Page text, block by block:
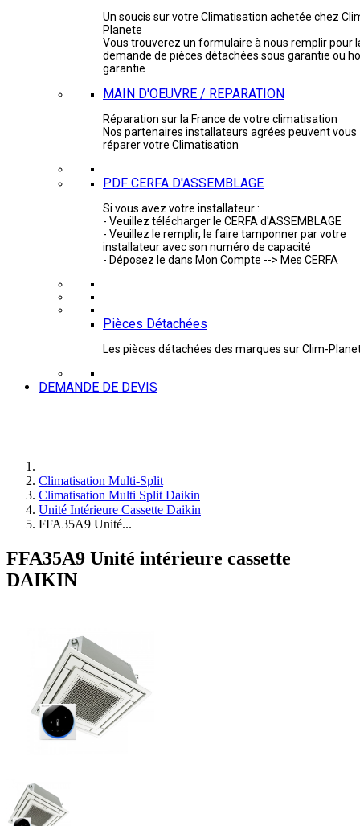
Un soucis sur votre Climatisation achetée chez
Planete
Vous trouverez un formulaire à nous remplir pour
demande de pièces détachées sous garantie ou
garantie
MAIN D'OEUVRE / REPARATION
Réparation sur la France de votre climatisation
Nos partenaires installateurs agrées peuvent vous
réparer votre Climatisation
PDF CERFA D'ASSEMBLAGE
Si vous avez votre installateur :
- Veuillez télécharger le CERFA d'ASSEMBLAGE
- Veuillez le remplir, le faire tamponner par votre
installateur avec son numéro de capacité
- Déposez le dans Mon Compte --> Mes CERFA
Pièces Détachées
Les pièces détachées des marques sur Clim-
DEMANDE DE DEVIS
Climatisation Multi-Split
Climatisation Multi Split Daikin
Unité Intérieure Cassette Daikin
FFA35A9 Unité...
FFA35A9 Unité intérieure cassette
DAIKIN